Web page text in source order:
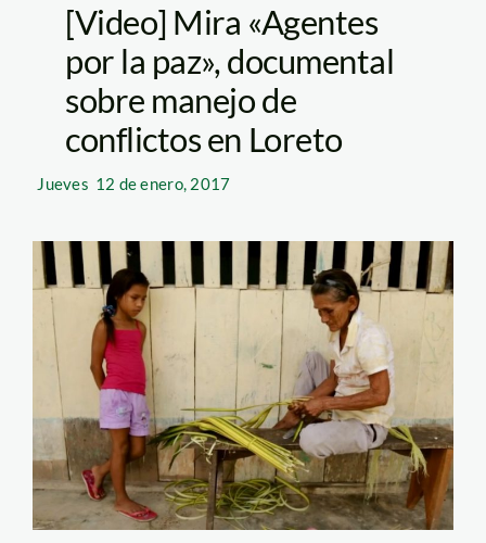
[Video] Mira «Agentes
por la paz», documental
sobre manejo de
conflictos en Loreto
Jueves 12 de enero, 2017